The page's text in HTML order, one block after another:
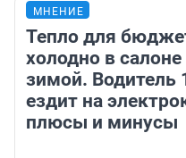
МНЕНИЕ
Тепло для
холодно в салоне
зимой. Водитель
ездит на
плюсы и минусы